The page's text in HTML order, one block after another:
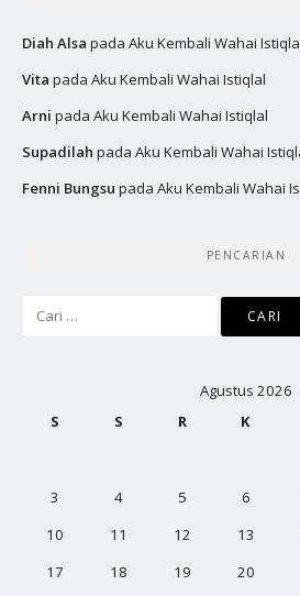
Diah Alsa pada Aku Kembali Wahai
Vita pada Aku Kembali Wahai Istiqlal
Arni pada Aku Kembali Wahai Istiqlal
Supadilah pada Aku Kembali Wahai
Fenni Bungsu pada Aku Kembali Wahai
PENCARIAN
Agustus 2026
S
S R K
3
4 5 6
10
11 12 13
17
18 19 20